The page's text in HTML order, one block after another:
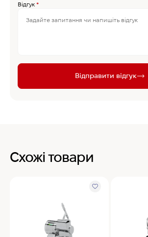
Відгук *
Відправити відгук
Схожі товари